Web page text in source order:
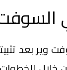
وير بعد